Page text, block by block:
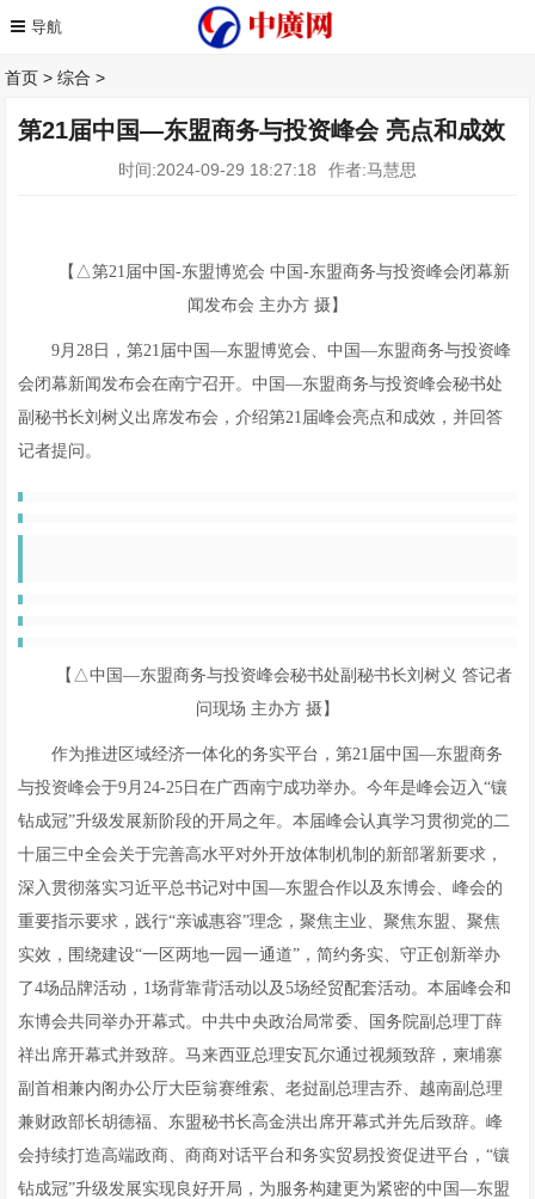
首页 >综合 >
第21届中国—东盟商务与投资峰会 亮点和成效
时间:2024-09-29 18:27:18 作者:马慧思
【△第21届中国-东盟博览会 中国-东盟商务与投资峰会闭幕新
闻发布会 主办方 摄】
9月28日，第21届中国—东盟博览会、中国—东盟商务与投资峰
会闭幕新闻发布会在南宁召开。中国—东盟商务与投资峰会秘书处
副秘书长刘树义出席发布会，介绍第21届峰会亮点和成效，并回答
记者提问。
【△中国—东盟商务与投资峰会秘书处副秘书长刘树义 答记者
问现场 主办方 摄】
作为推进区域经济一体化的务实平台，第21届中国—东盟商务
与投资峰会于9月24-25日在广西南宁成功举办。今年是峰会迈入“镶
钻成冠”升级发展新阶段的开局之年。本届峰会认真学习贯彻党的二
十届三中全会关于完善高水平对外开放体制机制的新部署新要求，
深入贯彻落实习近平总书记对中国—东盟合作以及东博会、峰会的
重要指示要求，践行“亲诚惠容”理念，聚焦主业、聚焦东盟、聚焦
实效，围绕建设“一区两地一园一通道”，简约务实、守正创新举办
了4场品牌活动，1场背靠背活动以及5场经贸配套活动。本届峰会和
东博会共同举办开幕式。中共中央政治局常委、国务院副总理丁薛
祥出席开幕式并致辞。马来西亚总理安瓦尔通过视频致辞，柬埔寨
副首相兼内阁办公厅大臣翁赛维索、老挝副总理吉乔、越南副总理
兼财政部长胡德福、东盟秘书长高金洪出席开幕式并先后致辞。峰
会持续打造高端政商、商商对话平台和务实贸易投资促进平台，“镶
钻成冠”升级发展实现良好开局，为服务构建更为紧密的中国—东盟